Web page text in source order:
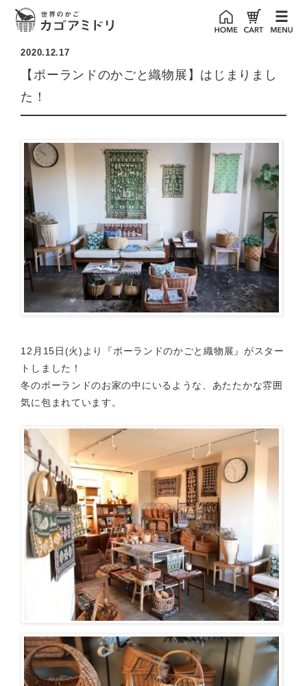
2020.12.17
【ポーランドのかごと織物展】はじまりまし
た！
12月15日(火)より『ポーランドのかごと織物展』がスター
トしました！
冬のポーランドのお家の中にいるような、あたたかな雰囲
気に包まれています。